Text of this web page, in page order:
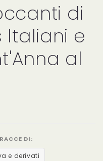
di
Italiani e
al
DI:
e derivati